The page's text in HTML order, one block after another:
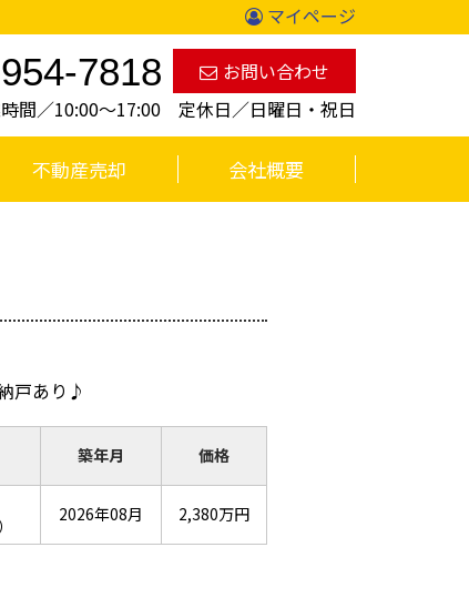
マイページ
7818
お問い合わせ
間／10:00〜17:00 定休日／日曜日・祝日
不動産売却 会社概要
戸あり♪
築年月 価格
2026年08月 2,380万円